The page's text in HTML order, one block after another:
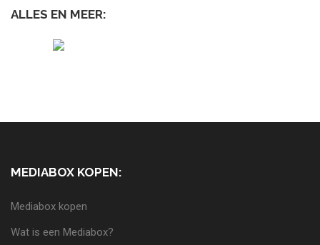
ALLES EN MEER:
MEDIABOX KOPEN:
Mediabox kopen
Wat is een Mediabox?